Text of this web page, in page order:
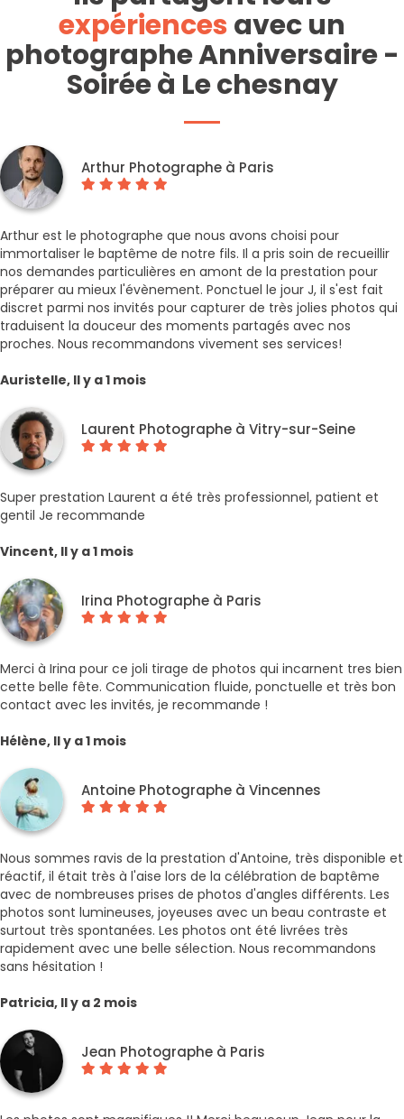
expériencesavec un
photographe Anniversaire -
Soirée à Le chesnay
Arthur Photographe à Paris
Arthur est le photographe que nous avons choisi pour
immortaliser le baptême de notre fils. Il a pris soin de recueillir
nos demandes particulières en amont de la prestation pour
préparer au mieux l'évènement. Ponctuel le jour J, il s'est fait
discret parmi nos invités pour capturer de très jolies photos qui
traduisent la douceur des moments partagés avec nos
proches. Nous recommandons vivement ses services!
Auristelle, Il y a 1 mois
Laurent Photographe à Vitry-sur-Seine
Super prestation Laurent a été très professionnel, patient et
gentil Je recommande
Vincent, Il y a 1 mois
Irina Photographe à Paris
Merci à Irina pour ce joli tirage de photos qui incarnent tres bien
cette belle fête. Communication fluide, ponctuelle et très bon
contact avec les invités, je recommande !
Hélène, Il y a 1 mois
Antoine Photographe à Vincennes
Nous sommes ravis de la prestation d'Antoine, très disponible et
réactif, il était très à l'aise lors de la célébration de baptême
avec de nombreuses prises de photos d'angles différents. Les
photos sont lumineuses, joyeuses avec un beau contraste et
surtout très spontanées. Les photos ont été livrées très
rapidement avec une belle sélection. Nous recommandons
sans hésitation !
Patricia, Il y a 2 mois
Jean Photographe à Paris